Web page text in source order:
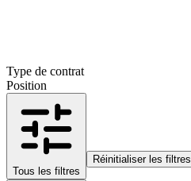
Type de contrat
Position
Tous les filtres
Réinitialiser les filtres